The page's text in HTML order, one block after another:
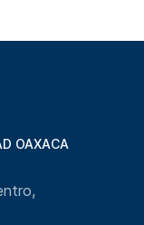
OAXACA